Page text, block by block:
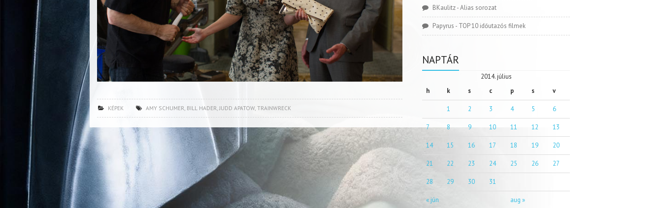
KÉPEK AMY SCHUMER BILL HADER JUDD APATOW, TRAINWRECK
BKaulitz-Alias sorozat
Papyrus - TOP 10 időutazós filmek
NAPTÁR
2014. július
h
k s c p s v
« jún aug »
1 2 3 4 5 6
7 8 9 10 11 12 13
14 15 16 17 18 19 20
21 22 23 24 25 26 27
28 29 30 31